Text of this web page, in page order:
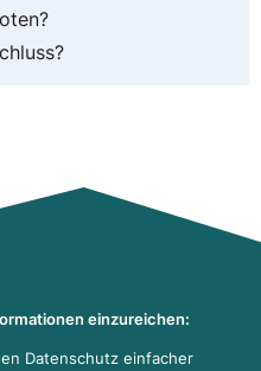
einzureichen:
Datenschutz einfacher